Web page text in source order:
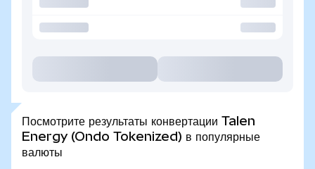
Посмотрите результаты конвертации Talen
Energy (Ondo Tokenized) в популярные
валюты